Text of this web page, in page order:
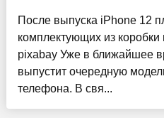
После выпуска iPhone 12
комплектующих из
pixabay Уже в ближайшее
выпустит очередную
телефона. В свя...